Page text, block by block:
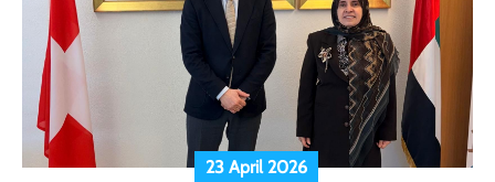
23 April 2026